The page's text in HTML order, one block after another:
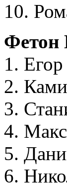
10.
Фетон
1.
2.
3.
4.
5.
6.